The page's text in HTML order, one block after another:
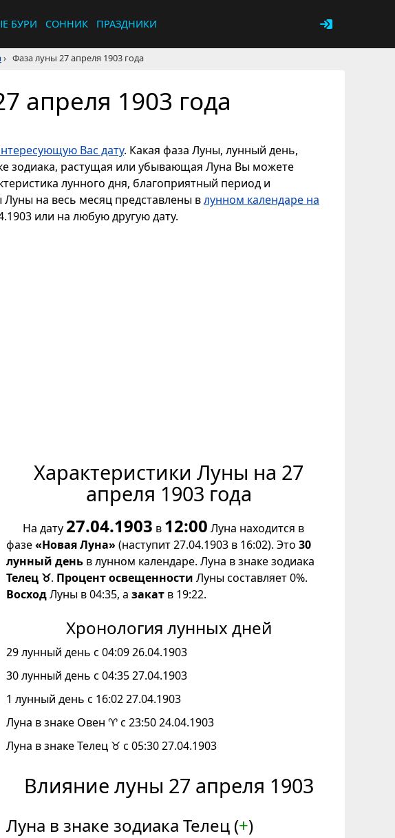
БУРИ СОННИК ПРАЗДНИКИ
› Фаза луны 27 апреля 1903 года
апреля 1903 года
Вас дату. Какая фаза Луны, лунный день,
зодиака, растущая или убывающая Луна Вы можете
лунного дня, благоприятный период и
на весь месяц представлены влунном календаре на
или на любую другую дату.
Характеристики Луны на 27
апреля 1903 года
На дату 27.04.1903 в 12:00 Луна находится в
фазе«Новая Луна»(наступит 27.04.1903 в 16:02). Это 30
лунный день в лунном календаре. Луна в знаке зодиака
Телец ♉. Процент освещенности Луны составляет 0%.
ВосходЛуны в 04:35, а закат в 19:22.
Хронология лунных дней
29 лунный день с 04:09 26.04.1903
30 лунный день с 04:35 27.04.1903
1 лунный день с 16:02 27.04.1903
Луна в знаке Овен ♈ с 23:50 24.04.1903
Луна в знаке Телец ♉ с 05:30 27.04.1903
Влияние луны 27 апреля 1903
Луна в знаке зодиака Телец (+)